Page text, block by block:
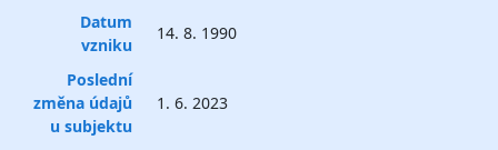
Datum
vzniku
14. 8. 1990
Poslední
změna údajů
u subjektu
1. 6. 2023